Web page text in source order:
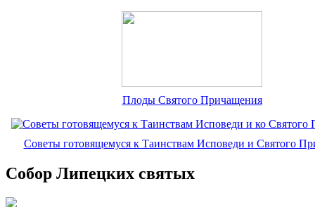
Плоды Святого Причащения
Советы готовящемуся к Таинствам Исповеди и Святого
Собор Липецких святых